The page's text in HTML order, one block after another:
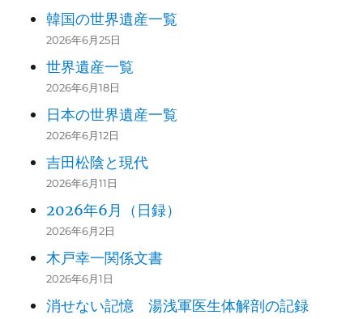
韓国の世界遺産一覧
2026年6月25日
世界遺産一覧
2026年6月18日
日本の世界遺産一覧
2026年6月12日
吉田松陰と現代
2026年6月11日
2026年6月（日録）
2026年6月2日
木戸幸一関係文書
2026年6月1日
消せない記憶 湯浅軍医生体解剖の記録